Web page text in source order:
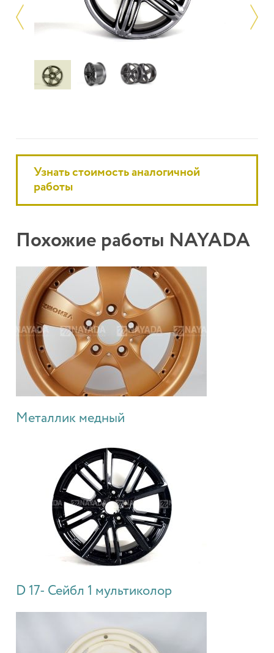
Узнать стоимость аналогичной
работы
Похожие работы NAYADA
Металлик медный
D 17- Сейбл 1 мультиколор